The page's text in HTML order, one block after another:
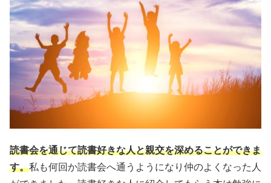
読書会を通じて読書好きな人と親交を深めることができま
す。私も何回か読書会へ通うようになり仲のよくなった人